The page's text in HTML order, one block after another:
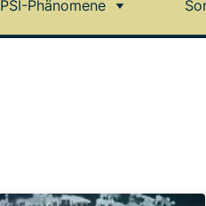
PSI-Phänomene